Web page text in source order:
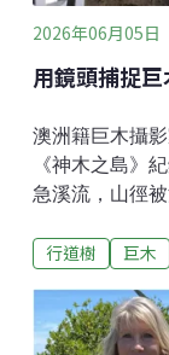
2026年06月05日
用鏡頭捕捉
澳洲籍巨木攝
《神木之島》
急溪流，山徑
爾斯架設好懸
到「愛樹的人
只是個愛樹的
行道樹 巨木